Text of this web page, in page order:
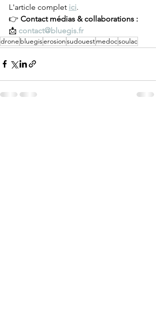
L'article complet ici.
👉 Contact médias & collaborations :
📩 contact@bluegis.fr
drone bluegiserosionsudouestmedocsoulac